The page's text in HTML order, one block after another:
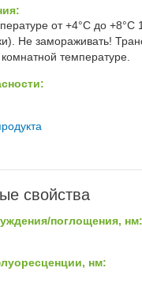
от +4°C до +8°C
Не замораживать!
температуре.
свойства
поглощения, нм:
нм: